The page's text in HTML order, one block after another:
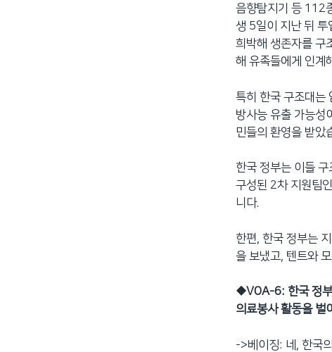
음향탐지기 등 112
생 5일이 지난 뒤 투
희박해 생존자를 구
해 유족들에게 인계
특히 한국 구조대는
방사능 유출 가능성
민들의 환영을 받았
한국 정부는 이들
구성된 2차 지원팀
니다.
한편, 한국 정부는
을 보냈고, 텐트와
◆VOA-6: 한국 정
의료봉사 활동을 벌
->베이징: 네, 한국